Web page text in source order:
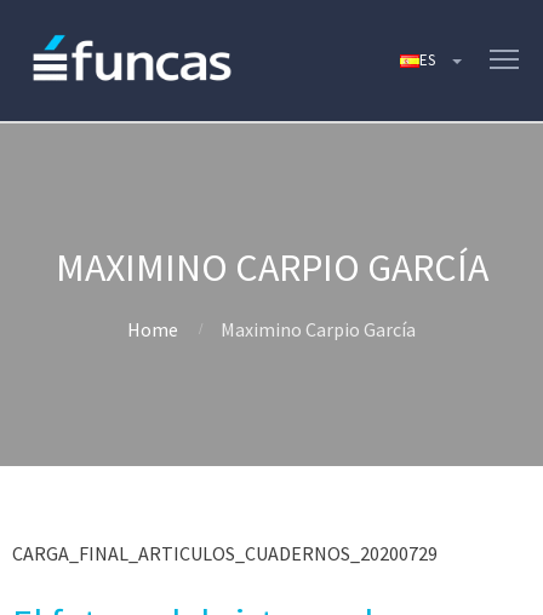
MAXIMINO CARPIO GARCÍA
Home Maximino Carpio García
CARGA_FINAL_ARTICULOS_CUADERNOS_20200729